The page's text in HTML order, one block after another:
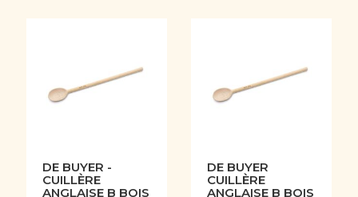
DE BUYER -
CUILLÈRE
ANGLAISE B BOIS
DE BUYER
CUILLÈRE
ANGLAISE B BOIS